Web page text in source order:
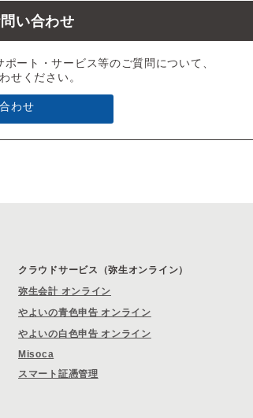
い合わせ
ート・サービス等のご質問について、
せください。
わせ
クラウドサービス（弥生オンライン）
弥生会計 オンライン
やよいの青色申告 オンライン
やよいの白色申告 オンライン
Misoca
スマート証憑管理